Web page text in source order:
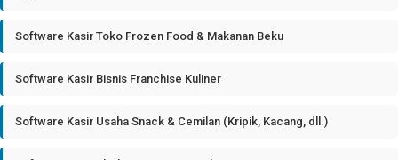
Software Kasir Toko Frozen Food & Makanan Beku
Software Kasir Bisnis Franchise Kuliner
Software Kasir Usaha Snack & Cemilan (Kripik, Kacang, dll.)